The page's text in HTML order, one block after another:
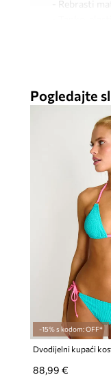
- Rebrasti
Pogledajte
-15% s kodom: OFF*
88,99 €